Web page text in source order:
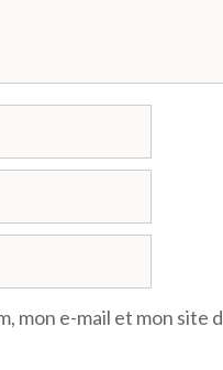
mon e-mail et mon